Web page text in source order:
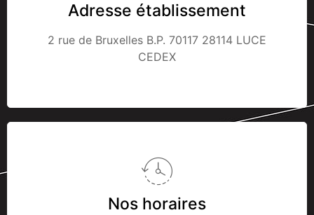
Adresse établissement
2 rue de Bruxelles B.P. 70117 28114 LUCE
CEDEX
Nos horaires